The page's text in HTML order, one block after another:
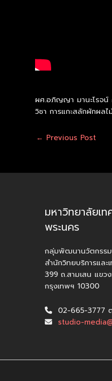
ผศ.อภิญญา มานะโรจน์
วิชา การแกะสลักผักผล
← Previous Post
มหาวิทยาลัยเท
พระนคร
กลุ่มพัฒนานวัตกรรม
สำนักวิทยบริการและ
399 ถ.สามเสน แขว
กรุงเทพฯ 10300
02-665-3777
studio-